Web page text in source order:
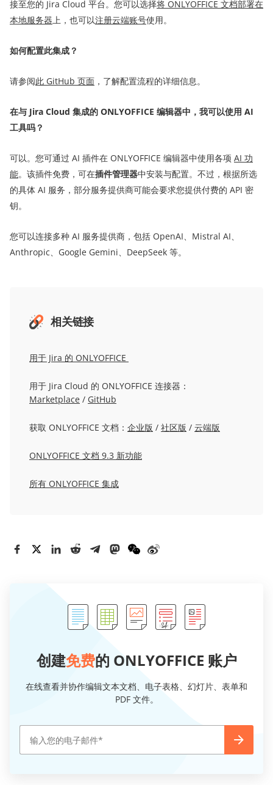
接至您的 Jira Cloud 平台。您可以选择将 ONLYOFFICE 文档部署在
本地服务器上，也可以注册云端账号使用。
如何配置此集成？
请参阅此 GitHub 页面 ，了解配置流程的详细信息。
在与 Jira Cloud 集成的 ONLYOFFICE 编辑器中，我可以使用 AI
工具吗？
可以。您可通过 AI 插件在 ONLYOFFICE 编辑器中使用各项 AI 功
能。该插件免费，可在插件管理器中安装与配置。不过，根据所选
的具体 AI 服务，部分服务提供商可能会要求您提供付费的 API 密
钥。
您可以连接多种 AI 服务提供商，包括 OpenAI、Mistral AI、
Anthropic、Google Gemini、DeepSeek 等。
相关链接
用于 Jira 的 ONLYOFFICE
用于 Jira Cloud 的 ONLYOFFICE 连接器：
Marketplace / GitHub
获取 ONLYOFFICE 文档： 企业版 / 社区版 / 云端版
ONLYOFFICE 文档 9.3 新功能
所有 ONLYOFFICE 集成
创建免费的 ONLYOFFICE 账户
在线查看并协作编辑文本文档、电子表格、幻灯片、表单和
PDF 文件。